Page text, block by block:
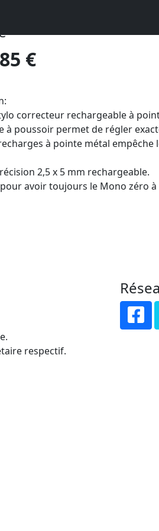
€
correcteur rechargeable à
à poussoir permet de régler
à pointe métal empêche
2,5 x 5 mm rechargeable.
avoir toujours le Mono zéro
respectif.